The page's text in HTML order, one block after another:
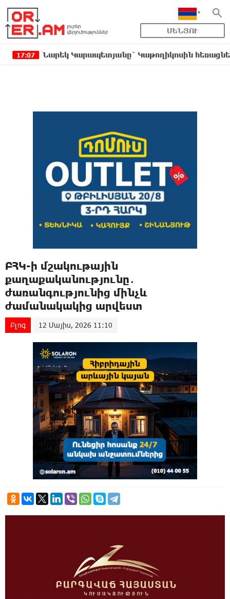
ՄԵՆՅՈՒ
Նարեկ Կարապետյանը` Կաթողիկոսին հեռացնել
ԲՀԿ-ի մշակութային
քաղաքականությունը․
ժառանգությունից մինչև
ժամանակակից արվեստ
Բլոգ 12 Մայիս, 2026 11:10